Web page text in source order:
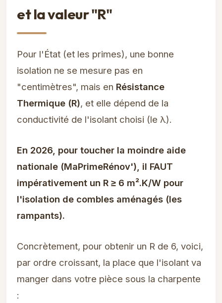
et la valeur "R"
Pour l'État (et les primes), une bonne
isolation ne se mesure pas en
"centimètres", mais en Résistance
Thermique (R), et elle dépend de la
conductivité de l'isolant choisi (le λ).
En 2026, pour toucher la moindre aide
nationale (MaPrimeRénov'), il FAUT
impérativement un R ≥ 6 m².K/W pour
l'isolation de combles aménagés (les
rampants).
Concrètement, pour obtenir un R de 6, voici,
par ordre croissant, la place que l'isolant va
manger dans votre pièce sous la charpente
: